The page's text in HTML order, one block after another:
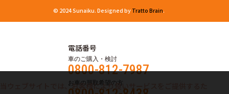
© 2024 Sunaiku. Designed by Tratto Brain.
電話番号
車のご購入・検討
0800-812-7987
お車の買取希望の方
当ウェブサイトでは、お客様により良いサービスをご提供するた